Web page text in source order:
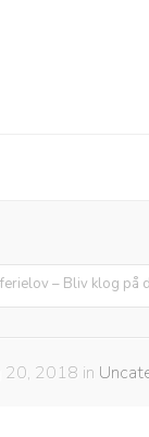
– Bliv klog på
20, 2018 in